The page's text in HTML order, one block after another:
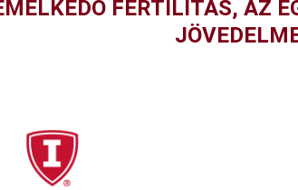
FERTILITÁS, AZ